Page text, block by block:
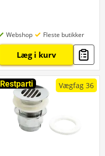
Webshop Fleste butikker
Læg i kurv
Restparti Vægfag 36